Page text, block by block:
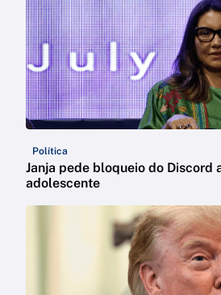
Política
Janja pede bloqueio do Discord
adolescente